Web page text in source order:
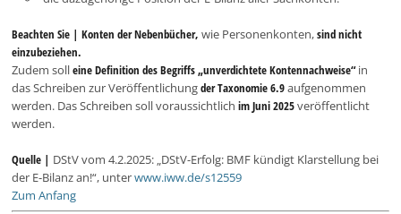
Beachten Sie |Konten der Nebenbücher, wie Personenkonten,sind nicht
einzubeziehen.
Zudem solleine Definition des Begriffs „unverdichtete Kontennachweise“in
das Schreiben zur Veröffentlichungder Taxonomie 6.9aufgenommen
werden. Das Schreiben soll voraussichtlichim Juni 2025veröffentlicht
werden.
Quelle | DStV vom 4.2.2025: „DStV-Erfolg: BMF kündigt Klarstellung bei
der E-Bilanz an!“, unterwww.iww.de/s12559
Zum Anfang